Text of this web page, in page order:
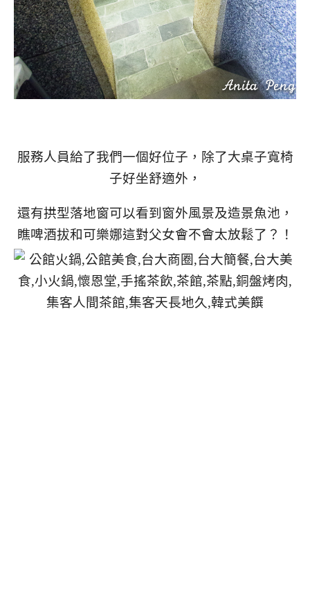
服務人員給了我們一個好位子，除了大桌子寬椅
子好坐舒適外，
還有拱型落地窗可以看到窗外風景及造景魚池，
瞧啤酒拔和可樂娜這對父女會不會太放鬆了？！